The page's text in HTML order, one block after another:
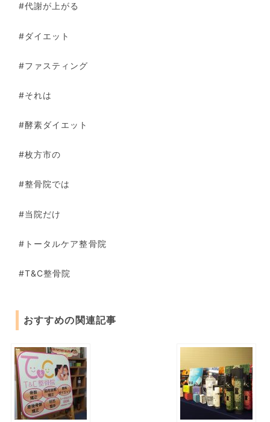
#代謝が上がる
#ダイエット
#ファスティング
#それは
#酵素ダイエット
#枚方市の
#整骨院では
#当院だけ
#トータルケア整骨院
#T&C整骨院
おすすめの関連記事